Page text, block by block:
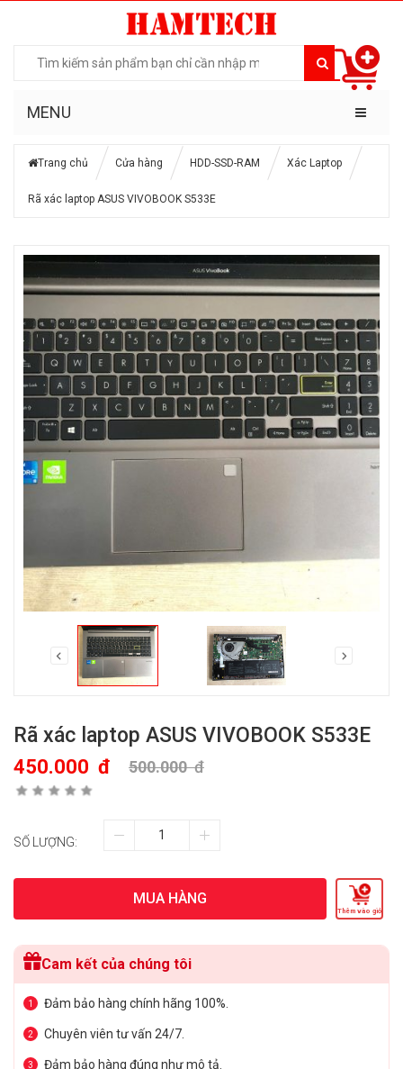
MENU
Trang chủ Cửa hàng HDD-SSD-RAM Xác Laptop
Rã xác laptop ASUS VIVOBOOK S533E
Rã xác laptop ASUS VIVOBOOK S533E
450.000 đ 500.000đ
SỐ LƯỢNG:
MUA HÀNG
Thêm vào giỏ
Cam kết của chúng tôi
1 Đảm bảo hàng chính hãng 100%.
2 Chuyên viên tư vấn 24/7.
3 Đảm bảo hàng đúng như mô tả.